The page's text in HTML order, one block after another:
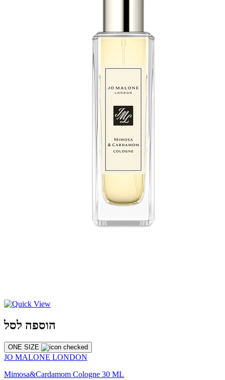
הוספה לסל
ONE SIZE
JO MALONE LONDON
Mimosa&Cardamom Cologne 30 ML